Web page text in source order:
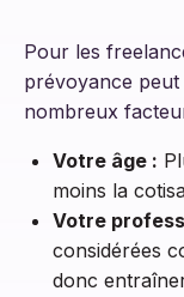
Pour les
prévoyance
nombreux
Votre âge :
moins la
Votre
considérées
donc